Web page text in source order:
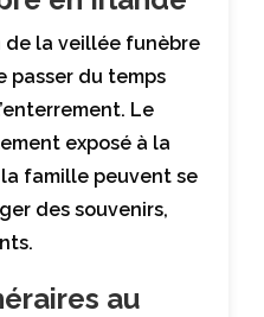
de la veillée funèbre
passer du temps
Le
exposé à la
famille peuvent se
des souvenirs,
au